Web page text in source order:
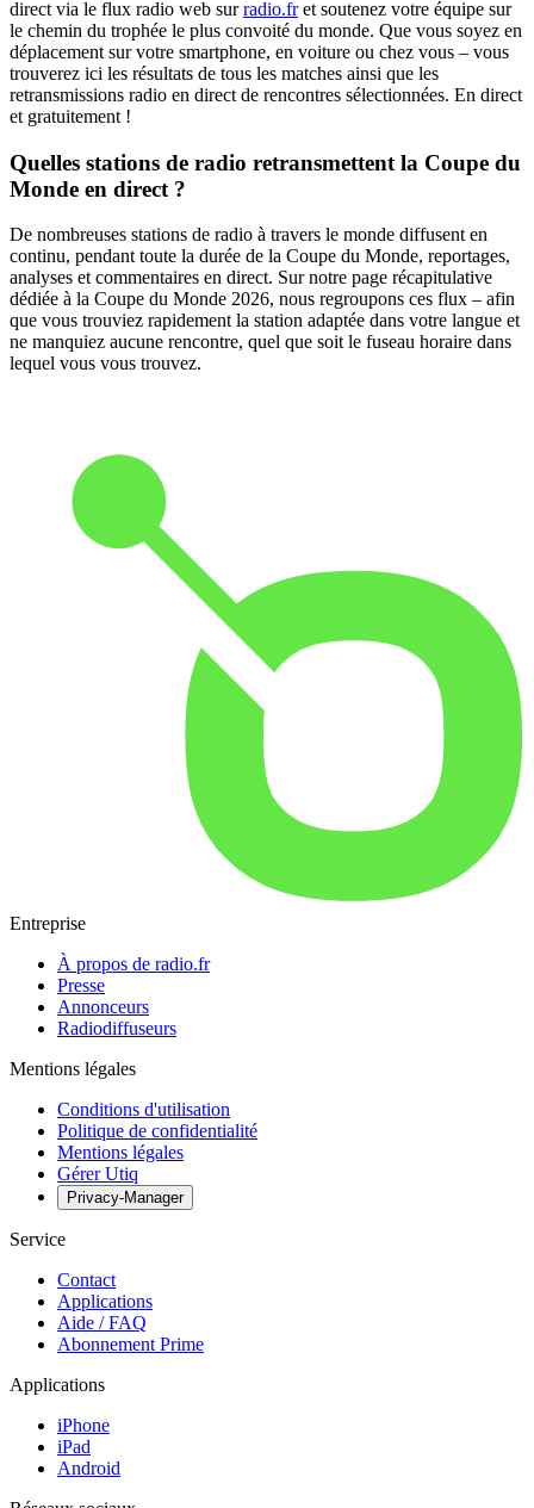
direct via le flux radio web surradio.fret soutenez votre équipe sur
le chemin du trophée le plus convoité du monde. Que vous soyez en
déplacement sur votre smartphone, en voiture ou chez vous – vous
trouverez ici les résultats de tous les matches ainsi que les
retransmissions radio en direct de rencontres sélectionnées. En direct
et gratuitement !
Quelles stations de radio retransmettent la Coupe du
Monde en direct ?
De nombreuses stations de radio à travers le monde diffusent en
continu, pendant toute la durée de la Coupe du Monde, reportages,
analyses et commentaires en direct. Sur notre page récapitulative
dédiée à la Coupe du Monde 2026, nous regroupons ces flux – afin
que vous trouviez rapidement la station adaptée dans votre langue et
ne manquiez aucune rencontre, quel que soit le fuseau horaire dans
lequel vous vous trouvez.
Entreprise
À propos de radio.fr
Presse
Annonceurs
Radiodiffuseurs
Mentions légales
Conditions d'utilisation
Politique de confidentialité
Mentions légales
Gérer Utiq
Privacy-Manager
Service
Contact
Applications
Aide / FAQ
Abonnement Prime
Applications
iPhone
iPad
Android